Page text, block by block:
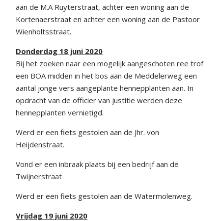
aan de M.A Ruyterstraat, achter een woning aan de
Kortenaerstraat en achter een woning aan de Pastoor
Wienholtsstraat.
Donderdag 18 juni 2020
Bij het zoeken naar een mogelijk aangeschoten ree trof
een BOA midden in het bos aan de Meddelerweg een
aantal jonge vers aangeplante hennepplanten aan. In
opdracht van de officier van justitie werden deze
hennepplanten vernietigd.
Werd er een fiets gestolen aan de Jhr. von
Heijdenstraat.
Vond er een inbraak plaats bij een bedrijf aan de
Twijnerstraat
Werd er een fiets gestolen aan de Watermolenweg.
Vrijdag 19 juni 2020